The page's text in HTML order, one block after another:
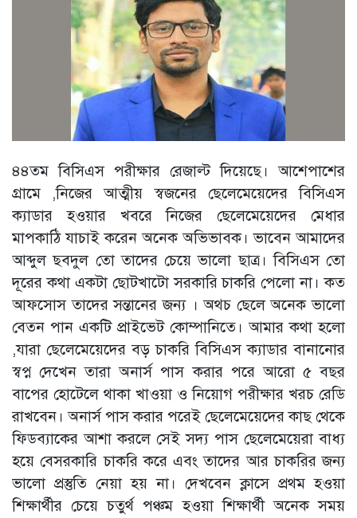
৪৪তম বিসিএস পরীক্ষার রেজাল্ট দিয়েছে। আশেপাশের
গ্রামে ,নিজের আত্মীয় স্বজনের ছেলেমেয়েদের বিসিএস
ক্যাডার হওয়ার খবরে নিজের ছেলেমেয়েদের মেধার
মাপকাঠি যাচাই করেন অনেক অভিভাবক। ভাবেন আমাদের
আব্দুল ছবদুল তো তাদের চেয়ে ভালো ছাত্র। বিসিএস তো
দূরের কথা একটা ছোটখাটো সরকারি চাকরি পেলো না। কত
আফসোস তাদের সন্তানের জন্য । অথচ ছেলে অনেক ভালো
বেতন পান একটি প্রাইভেট কোম্পানিতে। আমার কথা হলো
,যারা ছেলেমেয়েদের বড় চাকরি বিসিএস ক্যাডার বানানোর
স্বপ্ন দেখেন তারা অনার্স পাস করার পরে আরো ৫ বছর
বাপের হোটেলে থাকা খাওয়া ও নিয়োগ পরীক্ষার খরচ রেডি
রাখবেন। অনার্স পাস করার পরেই ছেলেমেয়েদের কাছ থেকে
ফিডব্যাকের আশা করলে সেই সদ্য পাস ছেলেমেয়েরা বাধ্য
হয়ে বেসরকারি চাকরি করে এবং তাদের আর চাকরির জন্য
ভালো প্রস্তুতি নেয়া হয় না। দেখবেন ক্লাসে প্রথম হওয়া
শিক্ষার্থীর চেয়ে চতুর্থ পঞ্চম হওয়া শিক্ষার্থী অনেক সময়